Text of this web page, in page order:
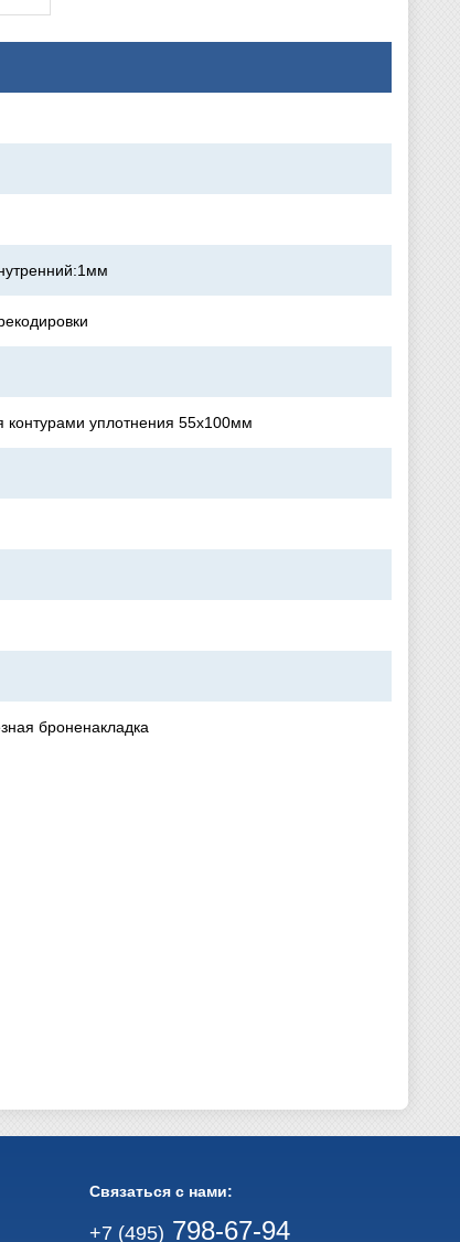
уплотнения 55х100мм
броненакладка
Связаться с нами:
+7 (495) 798-67-94